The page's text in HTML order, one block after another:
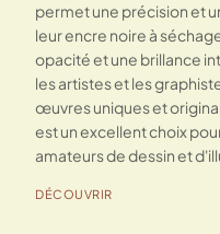
permet une précision et
leur encre noire à
opacité et une brillance
les artistes et les
œuvres uniques et
est un excellent choix
amateurs de dessin et
DÉCOUVRIR